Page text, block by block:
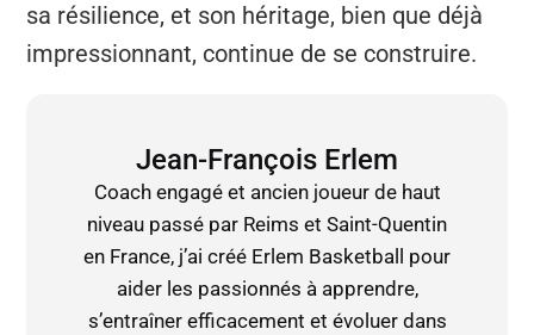
sa résilience, et son héritage, bien que déjà
impressionnant, continue de se construire.
Jean-François Erlem
Coach engagé et ancien joueur de haut
niveau passé par Reims et Saint-Quentin
en France, j’ai créé Erlem Basketball pour
aider les passionnés à apprendre,
s’entraîner efficacement et évoluer dans